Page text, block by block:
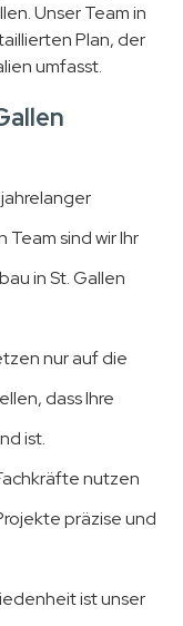
Unser Team in
Plan, der
umfasst.
sind wir Ihr
in St. Gallen
nur auf die
dass Ihre
ist.
nutzen
präzise und
ist unser